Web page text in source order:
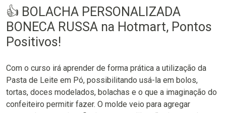
👍 BOLACHA PERSONALIZADA
BONECA RUSSA na Hotmart, Pontos
Positivos!
Com o curso irá aprender de forma prática a utilização da
Pasta de Leite em Pó, possibilitando usá-la em bolos,
tortas, doces modelados, bolachas e o que a imaginação do
confeiteiro permitir fazer. O molde veio para agregar